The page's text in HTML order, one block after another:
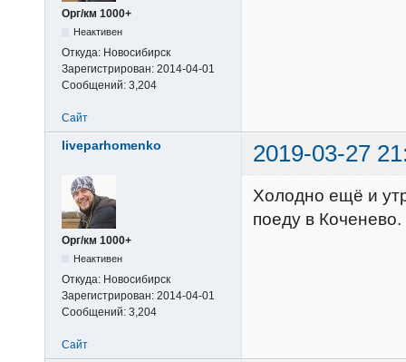
Орг/км 1000+
Неактивен
Откуда: Новосибирск
Зарегистрирован: 2014-04-01
Сообщений: 3,204
Сайт
liveparhomenko 2019-03-27
Орг/км 1000+
Неактивен
Откуда: Новосибирск
Зарегистрирован: 2014-04-01
Сообщений: 3,204
Холодно ещё и
поеду в Коченево.
Сайт